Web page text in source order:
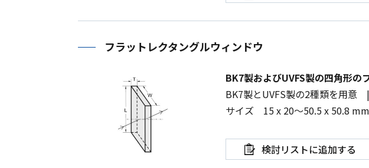
フラットレクタングルウィンドウ
BK7製およびUVFS製の四角形の
BK7製とUVFS製の2種類を用意 |
サイズ 15 x 20～50.5 x 50.8 mm
検討リストに追加する